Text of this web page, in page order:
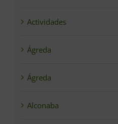
Actividades
Ágreda
Ágreda
Alconaba